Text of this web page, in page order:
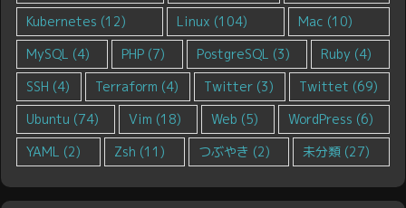
Kubernetes (12) Linux (104) Mac (10)
MySQL (4) PHP(7) PostgreSQL (3) Ruby (4)
SSH (4) Terraform (4) Twitter (3) Twittet (69)
Ubuntu (74) Vim (18) Web (5) WordPress (6)
YAML (2) Zsh (11) つぶやき (2) 未分類 (27)